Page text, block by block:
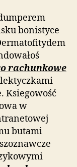
bonistyce
rachunkowe
Ksiegowość
w
butami